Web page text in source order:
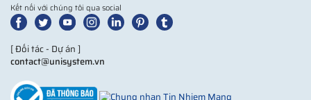
Hộp phối quang Cablexa có những phụ kiện gì?
Hộp phối quang Cablexa có gì khác biệt với các
thương hiệu khác?
Giải đáp các thắc mắc về hộp phối quang Cablexa
Kết nối với chúng tôi qua social
[ Đối tác - Dự án ]
contact@unisystem.vn